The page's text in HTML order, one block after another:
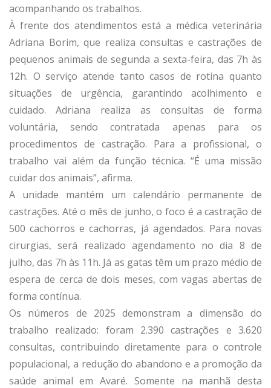
acompanhando os trabalhos.
À frente dos atendimentos está a médica veterinária
Adriana Borim, que realiza consultas e castrações de
pequenos animais de segunda a sexta-feira, das 7h às
12h. O serviço atende tanto casos de rotina quanto
situações de urgência, garantindo acolhimento e
cuidado. Adriana realiza as consultas de forma
voluntária, sendo contratada apenas para os
procedimentos de castração. Para a profissional, o
trabalho vai além da função técnica. “É uma missão
cuidar dos animais”, afirma.
A unidade mantém um calendário permanente de
castrações. Até o mês de junho, o foco é a castração de
500 cachorros e cachorras, já agendados. Para novas
cirurgias, será realizado agendamento no dia 8 de
julho, das 7h às 11h. Já as gatas têm um prazo médio de
espera de cerca de dois meses, com vagas abertas de
forma contínua.
Os números de 2025 demonstram a dimensão do
trabalho realizado: foram 2.390 castrações e 3.620
consultas, contribuindo diretamente para o controle
populacional, a redução do abandono e a promoção da
saúde animal em Avaré. Somente na manhã desta